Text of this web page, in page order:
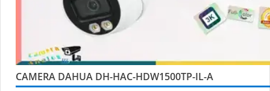
CAMERA DAHUA DH-HAC-HDW1500TP-IL-A